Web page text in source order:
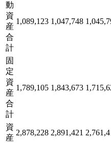
動
資
産
合
計
1,089,123 1,047,748
固
定
資
産
合
計
1,789,105 1,843,673
資
産
2,878,228 2,891,421